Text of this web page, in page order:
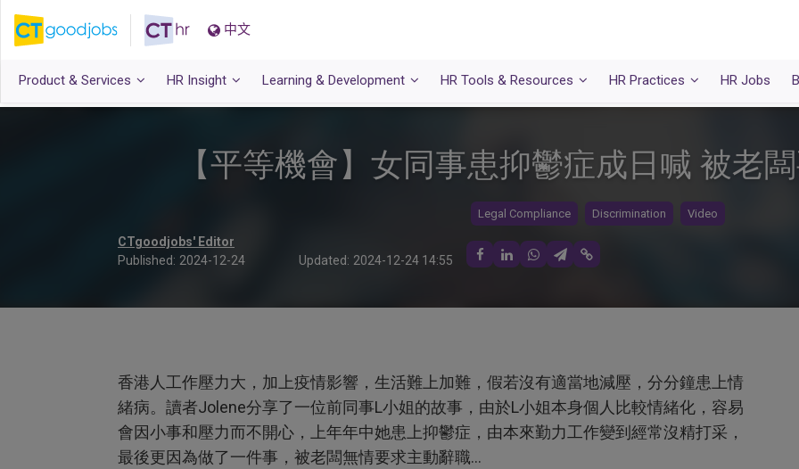
中文
Product & Services HR Insight Learning & Development HR Tools & Resources HR Practices HR Jobs
【平等機會】女同事患抑鬱症成日喊 被老
Legal Compliance Discrimination Video
CTgoodjobs' Editor
Published: 2024-12-24 Updated: 2024-12-24 14:55
香港人工作壓力大，加上疫情影響，生活難上加難，假若沒有適當地減壓，分分鐘患上情
緒病。讀者Jolene分享了一位前同事L小姐的故事，由於L小姐本身個人比較情緒化，容易
會因小事和壓力而不開心，上年年中她患上抑鬱症，由本來勤力工作變到經常沒精打采，
最後更因為做了一件事，被老闆無情要求主動辭職...